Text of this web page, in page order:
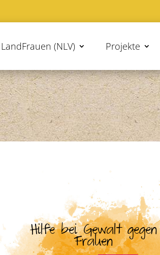
LandFrauen (NLV) Projekte
Hilfe bei Gewalt gegen
Frauen